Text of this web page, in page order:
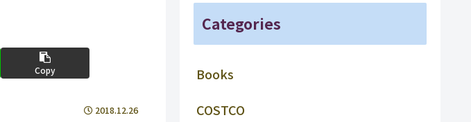
Copy
2018.12.26
Categories
Books
COSTCO